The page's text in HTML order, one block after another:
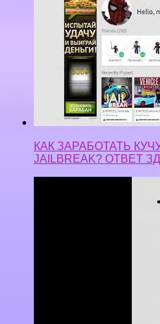
КАК ЗАРАБОТАТЬ
JAILBREAK? ОТВЕТ